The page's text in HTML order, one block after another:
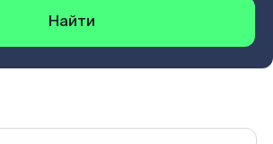
Найти